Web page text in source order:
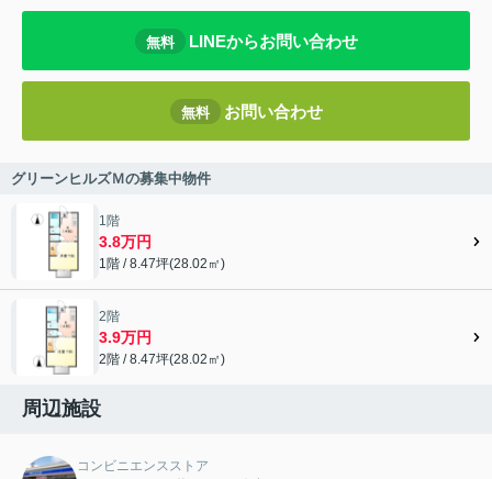
無料 LINEからお問い合わせ
無料 お問い合わせ
グリーンヒルズＭの募集中物件
1階
3.8万円
1階 / 8.47坪(28.02㎡)
2階
3.9万円
2階 / 8.47坪(28.02㎡)
周辺施設
コンビニエンスストア